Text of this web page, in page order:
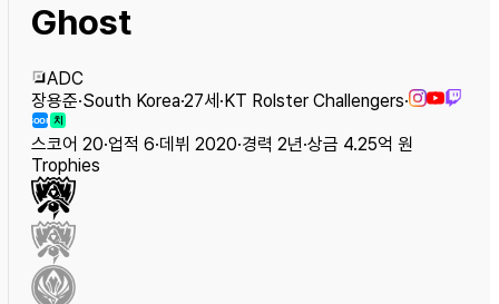
Ghost
ADC
장용준·South Korea·27세·KT Rolster Challengers·
SOOP 치
스코어 20·업적 6·데뷔 2020·경력 2년·상금 4.25억 원
Trophies